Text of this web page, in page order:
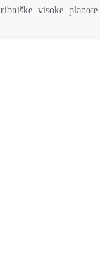
visoke planote